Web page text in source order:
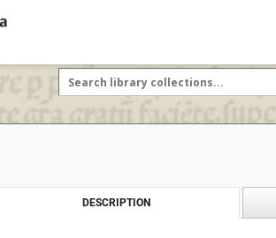
DESCRIPTION